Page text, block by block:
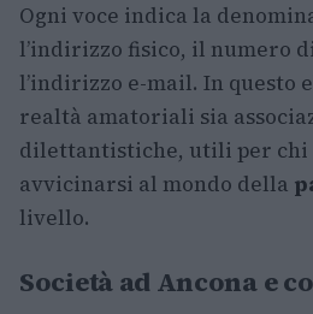
Ogni voce indica la
l’indirizzo fisico, il numero
l’indirizzo e-mail. In questo
realtà amatoriali sia
dilettantistiche, utili per chi
avvicinarsi al mondo della
livello.
Società ad Ancona e